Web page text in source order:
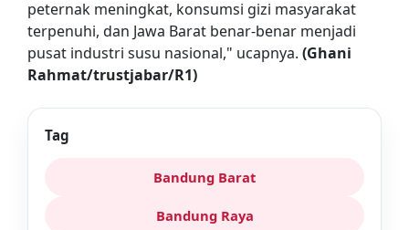
peternak meningkat, konsumsi gizi masyarakat
terpenuhi, dan Jawa Barat benar-benar menjadi
pusat industri susu nasional," ucapnya. (Ghani
Rahmat/trustjabar/R1)
Tag
Bandung Barat
Bandung Raya